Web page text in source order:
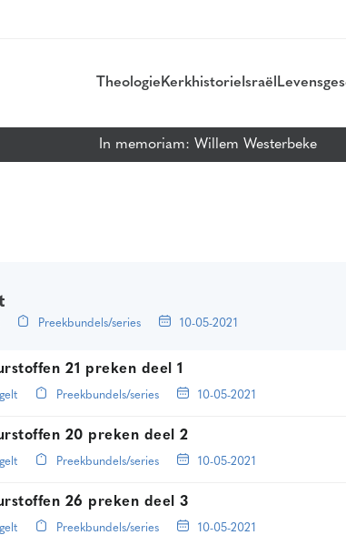
Theologie Kerkhistorie Israël
In memoriam: Willem Westerbeke
Preekbundels/series 10-05-2021
21 preken deel 1
Preekbundels/series 10-05-2021
20 preken deel 2
Preekbundels/series 10-05-2021
26 preken deel 3
Preekbundels/series 10-05-2021